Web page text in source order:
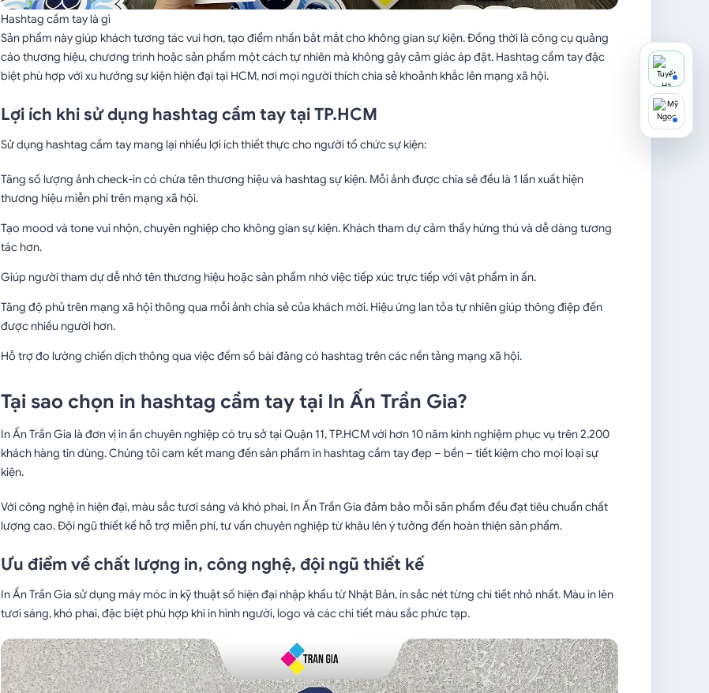
Hashtag cầm tay là gì
Sản phẩm này giúp khách tương tác vui hơn, tạo điểm nhấn bắt mắt cho không gian sự kiện. Đồng thời là công cụ quảng
cáo thương hiệu, chương trình hoặc sản phẩm một cách tự nhiên mà không gây cảm giác áp đặt. Hashtag cầm tay đặc
biệt phù hợp với xu hướng sự kiện hiện đại tại HCM, nơi mọi người thích chia sẻ khoảnh khắc lên mạng xã hội.
Lợi ích khi sử dụng hashtag cầm tay tại TP.HCM
Sử dụng hashtag cầm tay mang lại nhiều lợi ích thiết thực cho người tổ chức sự kiện:
Tăng số lượng ảnh check-in có chứa tên thương hiệu và hashtag sự kiện. Mỗi ảnh được chia sẻ đều là 1 lần xuất hiện
thương hiệu miễn phí trên mạng xã hội.
Tạo mood và tone vui nhộn, chuyên nghiệp cho không gian sự kiện. Khách tham dự cảm thấy hứng thú và dễ dàng tương
tác hơn.
Giúp người tham dự dễ nhớ tên thương hiệu hoặc sản phẩm nhờ việc tiếp xúc trực tiếp với vật phẩm in ấn.
Tăng độ phủ trên mạng xã hội thông qua mỗi ảnh chia sẻ của khách mời. Hiệu ứng lan tỏa tự nhiên giúp thông điệp đến
được nhiều người hơn.
Hỗ trợ đo lường chiến dịch thông qua việc đếm số bài đăng có hashtag trên các nền tảng mạng xã hội.
Tại sao chọn in hashtag cầm tay tại In Ấn Trần Gia?
In Ấn Trần Gia là đơn vị in ấn chuyên nghiệp có trụ sở tại Quận 11, TP.HCM với hơn 10 năm kinh nghiệm phục vụ trên 2.200
khách hàng tin dùng. Chúng tôi cam kết mang đến sản phẩm in hashtag cầm tay đẹp – bền – tiết kiệm cho mọi loại sự
kiện.
Với công nghệ in hiện đại, màu sắc tươi sáng và khó phai, In Ấn Trần Gia đảm bảo mỗi sản phẩm đều đạt tiêu chuẩn chất
lượng cao. Đội ngũ thiết kế hỗ trợ miễn phí, tư vấn chuyên nghiệp từ khâu lên ý tưởng đến hoàn thiện sản phẩm.
Ưu điểm về chất lượng in, công nghệ, đội ngũ thiết kế
In Ấn Trần Gia sử dụng máy móc in kỹ thuật số hiện đại nhập khẩu từ Nhật Bản, in sắc nét từng chi tiết nhỏ nhất. Màu in lên
tươi sáng, khó phai, đặc biệt phù hợp khi in hình người, logo và các chi tiết màu sắc phức tạp.